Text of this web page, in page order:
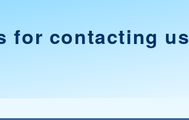
for contacting us